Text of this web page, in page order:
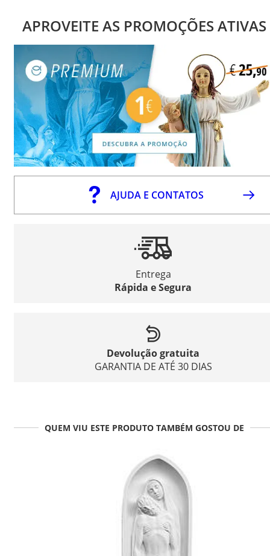
APROVEITE AS PROMOÇÕES ATIVAS
AJUDA E CONTATOS
Entrega
Rápida e Segura
Devolução gratuita
GARANTIA DE ATÉ 30 DIAS
QUEM VIU ESTE PRODUTO TAMBÉM GOSTOU DE